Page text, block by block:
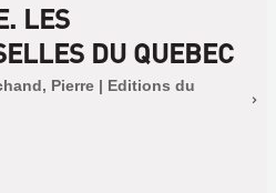
LES
DU QUEBEC
Pierre | Editions du